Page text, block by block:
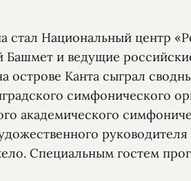
стал Национальный центр
и ведущие
острове Канта сыграл
симфонического
академического
руководителя
Специальным гостем